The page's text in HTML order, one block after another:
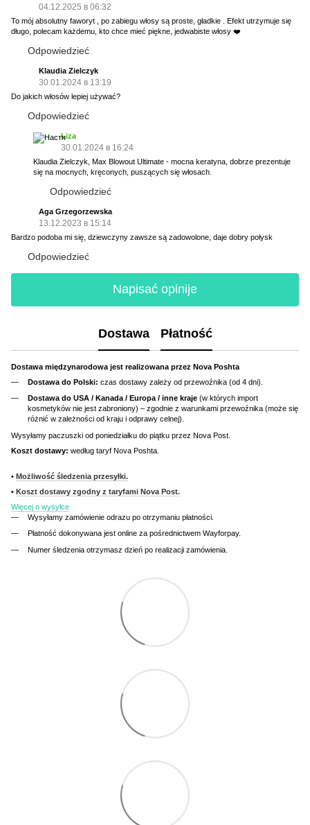
04.12.2025 в 06:32
To mój absolutny faworyt , po zabiegu włosy są proste, gładkie . Efekt utrzymuje się
długo, polecam każdemu, kto chce mieć piękne, jedwabiste włosy ❤️
Odpowiedzieć
Klaudia Zielczyk
30.01.2024 в 13:19
Do jakich włosów lepiej używać?
Odpowiedzieć
Liza
30.01.2024 в 16:24
Klaudia Zielczyk, Max Blowout Ultimate - mocna keratyna, dobrze prezentuje
się na mocnych, kręconych, puszących się włosach.
Odpowiedzieć
Aga Grzegorzewska
13.12.2023 в 15:14
Bardzo podoba mi się, dziewczyny zawsze są zadowolone, daje dobry połysk
Odpowiedzieć
Napisać opinije
Dostawa Płatność
Dostawa międzynarodowa jest realizowana przez Nova Poshta
Dostawa do Polski: czas dostawy zależy od przewoźnika (od 4 dni).
Dostawa do USA / Kanada / Europa / inne kraje (w których import
kosmetyków nie jest zabroniony) – zgodnie z warunkami przewoźnika (może się
różnić w zależności od kraju i odprawy celnej).
Wysyłamy paczuszki od poniedziałku do piątku przez Nova Post.
Koszt dostawy: według taryf Nova Poshta.
• Możliwość śledzenia przesyłki.
• Koszt dostawy zgodny z taryfami Nova Post.
Więcej o wysyłce
Wysyłamy zamówienie odrazu po otrzymaniu płatności.
Płatność dokonywana jest online za pośrednictwem Wayforpay.
Numer śledzenia otrzymasz dzień po realizacji zamówienia.